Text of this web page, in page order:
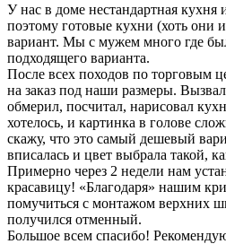
У нас в доме нестандартная кухня
поэтому готовые кухни (хоть они
вариант. Мы с мужем много где
подходящего варианта.
После всех походов по торговым
на заказ под наши размеры.
обмерил, посчитал, нарисовал
хотелось, и картинка в голове
скажу, что это самый дешевый
вписалась и цвет выбрала такой,
Примерно через 2 недели нам
красавицу! «Благодаря» нашим
помучиться с монтажом верхних
получился отменный.
Большое всем спасибо!